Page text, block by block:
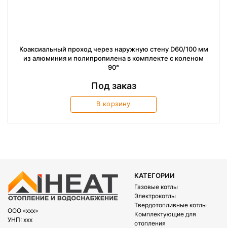
Коаксиальный проход через наружную стену D60/100 мм
из алюминия и полипропилена в комплекте с коленом
90°
Под заказ
В корзину
OOO «xxx»
УНП: xxx
КАТЕГОРИИ
Газовые котлы
Электрокотлы
Твердотопливные котлы
Комплектующие для
отопления